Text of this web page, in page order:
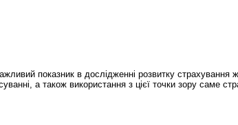
показник в дослідженні розвитку страхування
а також використання з цієї точки зору саме